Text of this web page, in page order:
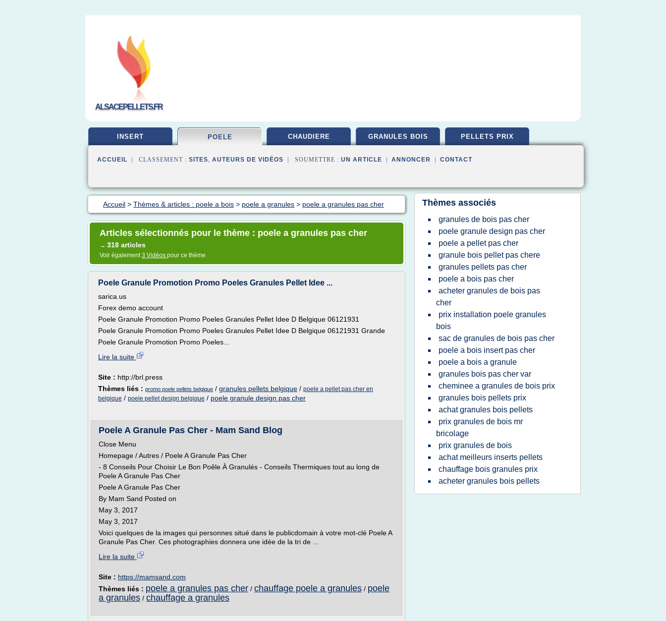
ALSACEPELLETS.FR
INSERT POELE CHAUDIERE GRANULES BOIS PELLETS PRIX
ACCUEIL | CLASSEMENT : SITES, AUTEURS DE VIDÉOS | SOUMETTRE : UN ARTICLE ANNONCER CONTACT
Accueil > Thèmes & articles : poele a bois > poele a granules > poele a granules pas cher
Articles sélectionnés pour le thème : poele a granules pas cher
→ 318 articles
Voir également3 Vidéos pour ce thème
Poele Granule Promotion Promo Poeles Granules Pellet Idee ...
sarica.us
Forex demo account
Poele Granule Promotion Promo Poeles Granules Pellet Idee D Belgique 06121931
Poele Granule Promotion Promo Poeles Granules Pellet Idee D Belgique 06121931 Grande
Poele Granule Promotion Promo Poeles...
Lire la suite
Site : http://brl.press
Thèmes liés : promo poele pellets belgique / granules pellets belgique / poele a pellet pas cher en
belgique / poele pellet design belgique / poele granule design pas cher
Poele A Granule Pas Cher - Mam Sand Blog
Close Menu
Homepage / Autres / Poele A Granule Pas Cher
- 8 Conseils Pour Choisir Le Bon Poêle À Granulés - Conseils Thermiques tout au long de
Poele A Granule Pas Cher
Poele A Granule Pas Cher
By Mam Sand Posted on
May 3, 2017
May 3, 2017
Voici quelques de la images qui personnes situé dans le publicdomain à votre mot-clé Poele A
Granule Pas Cher. Ces photographies donnera une idée de la tri de ...
Lire la suite
Site : https://mamsand.com
Thèmes liés : poele a granules pas cher / chauffage poele a granules / poele
a granules / chauffage a granules
Thèmes associés
granules de bois pas cher
poele granule design pas cher
poele a pellet pas cher
granule bois pellet pas chere
granules pellets pas cher
poele a bois pas cher
acheter granules de bois pas
cher
prix installation poele granules
bois
sac de granules de bois pas cher
poele a bois insert pas cher
poele a bois a granule
granules bois pas cher var
cheminee a granules de bois prix
granules bois pellets prix
achat granules bois pellets
prix granules de bois mr
bricolage
prix granules de bois
achat meilleurs inserts pellets
chauffage bois granules prix
acheter granules bois pellets